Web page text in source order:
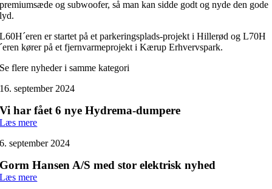
premiumsæde og subwoofer, så man kan sidde godt og nyde den gode
lyd.
L60H´eren er startet på et parkeringsplads-projekt i Hillerød og L70H
´eren kører på et fjernvarmeprojekt i Kærup Erhvervspark.
Se flere nyheder i samme kategori
16. september 2024
Vi har fået 6 nye Hydrema-dumpere
Læs mere
6. september 2024
Gorm Hansen A/S med stor elektrisk nyhed
Læs mere